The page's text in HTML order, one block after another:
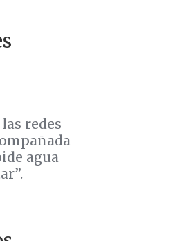
redes
agua